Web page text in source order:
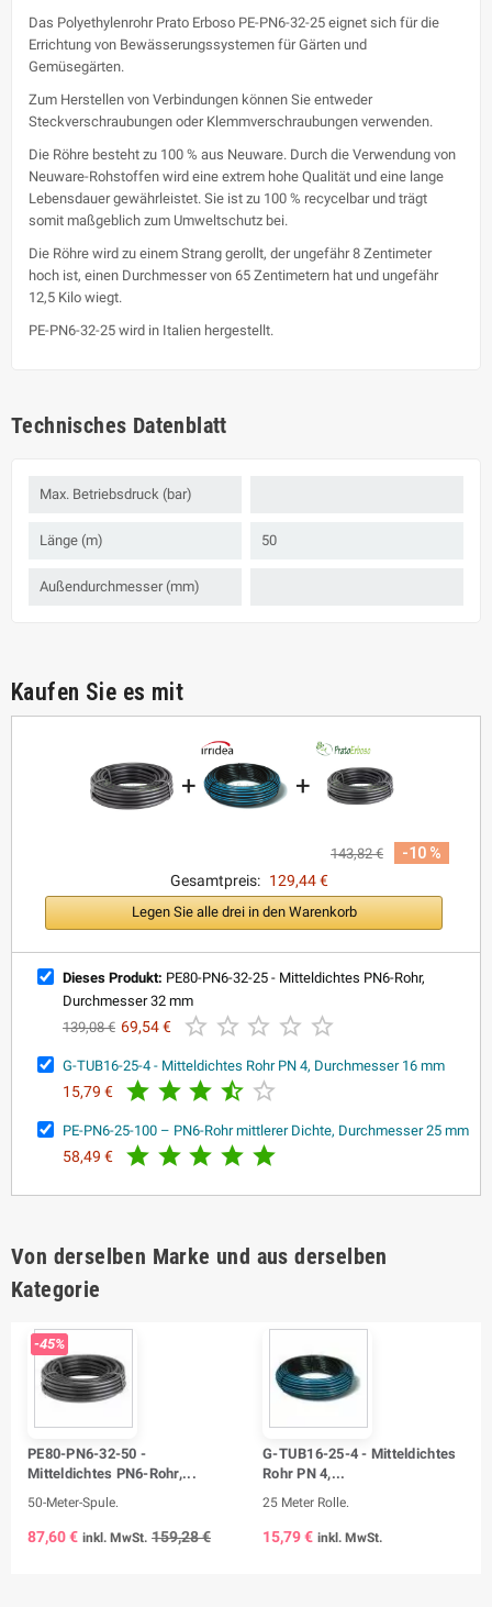
Das Polyethylenrohr Prato Erboso PE-PN6-32-25 eignet sich für die
Errichtung von Bewässerungssystemen für Gärten und
Gemüsegärten.
Zum Herstellen von Verbindungen können Sie entweder
Steckverschraubungen oder Klemmverschraubungen verwenden.
Die Röhre besteht zu 100 % aus Neuware. Durch die Verwendung von
Neuware-Rohstoffen wird eine extrem hohe Qualität und eine lange
Lebensdauer gewährleistet. Sie ist zu 100 % recycelbar und trägt
somit maßgeblich zum Umweltschutz bei.
Die Röhre wird zu einem Strang gerollt, der ungefähr 8 Zentimeter
hoch ist, einen Durchmesser von 65 Zentimetern hat und ungefähr
12,5 Kilo wiegt.
PE-PN6-32-25 wird in Italien hergestellt.
Technisches Datenblatt
Max. Betriebsdruck (bar)
Länge (m) 50
Außendurchmesser (mm)
Kaufen Sie es mit
+ +
143,82 €
-10 %
Gesamtpreis: 129,44 €
Legen Sie alle drei in den Warenkorb
Dieses Produkt: PE80-PN6-32-25 - Mitteldichtes PN6-Rohr,
Durchmesser 32 mm
139,08 € 69,54 €     
G-TUB16-25-4 - Mitteldichtes Rohr PN 4, Durchmesser 16 mm
15,79 €     
PE-PN6-25-100 – PN6-Rohr mittlerer Dichte, Durchmesser 25 mm
58,49 €     
Von derselben Marke und aus derselben
Kategorie
-45%
PE80-PN6-32-50 -
Mitteldichtes PN6-Rohr,...
50-Meter-Spule.
87,60 € inkl. MwSt. 159,28 €
G-TUB16-25-4 - Mitteldichtes
Rohr PN 4,...
25 Meter Rolle.
15,79 € inkl. MwSt.